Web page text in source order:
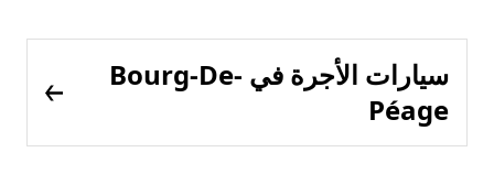
سيارات الأجرة في Bourg-De-
Péage